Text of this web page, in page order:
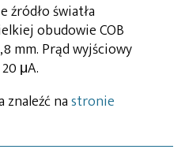
źródło światła
obudowie COB
mm. Prąd wyjściowy
μA.
nastronie